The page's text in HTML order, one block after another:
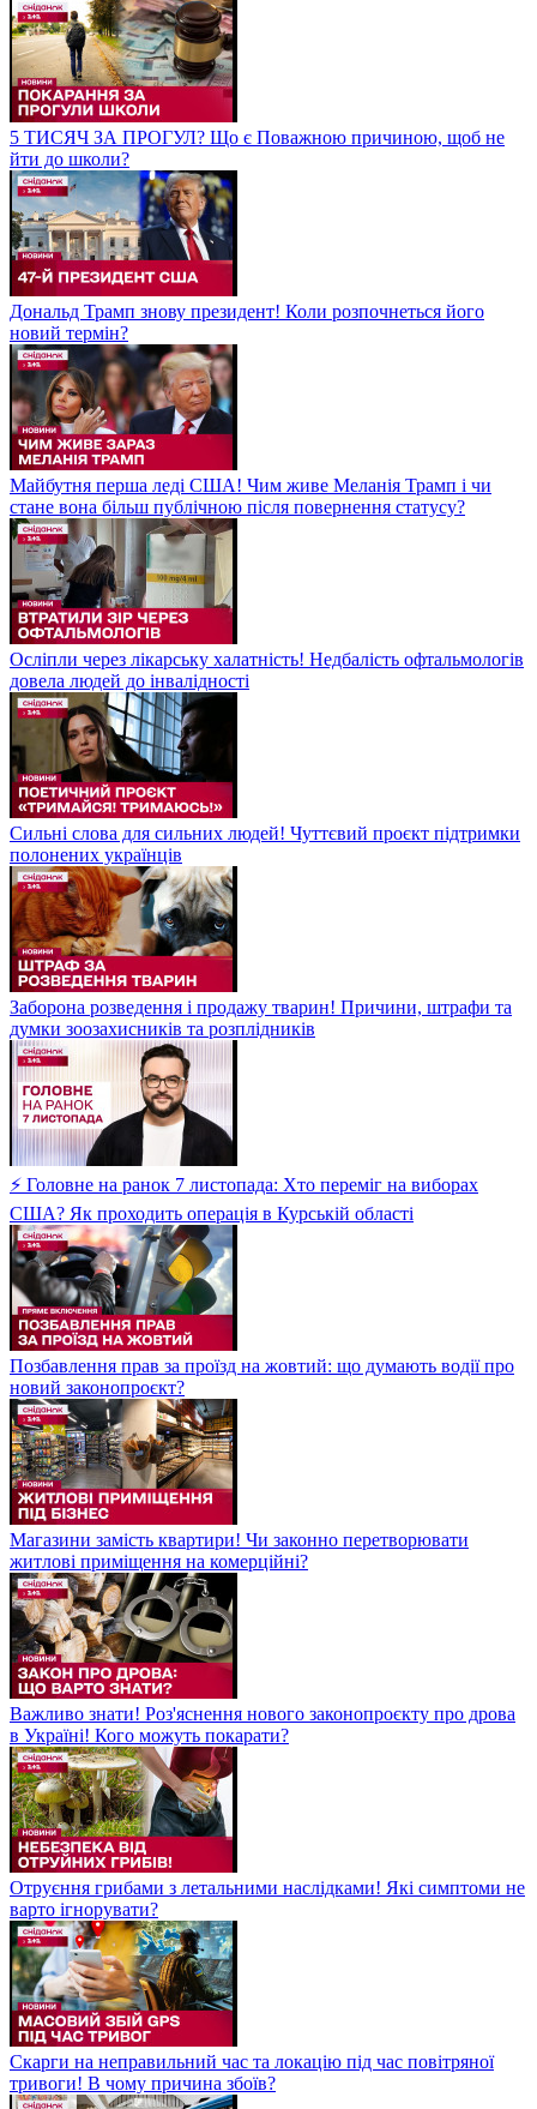
5 ТИСЯЧ ЗА ПРОГУЛ? Що є Поважною причиною, щоб не
йти до школи?
Дональд Трамп знову президент! Коли розпочнеться його
новий термін?
Майбутня перша леді США! Чим живе Меланія Трамп і чи
стане вона більш публічною після повернення статусу?
Осліпли через лікарську халатність! Недбалість офтальмологів
довела людей до інвалідності
Сильні слова для сильних людей! Чуттєвий проєкт підтримки
полонених українців
Заборона розведення і продажу тварин! Причини, штрафи та
думки зоозахисників та розплідників
⚡ Головне на ранок 7 листопада: Хто переміг на виборах
США? Як проходить операція в Курській області
Позбавлення прав за проїзд на жовтий: що думають водії про
новий законопроєкт?
Магазини замість квартири! Чи законно перетворювати
житлові приміщення на комерційні?
Важливо знати! Роз'яснення нового законопроєкту про дрова
в Україні! Кого можуть покарати?
Отруєння грибами з летальними наслідками! Які симптоми не
варто ігнорувати?
Скарги на неправильний час та локацію під час повітряної
тривоги! В чому причина збоїв?